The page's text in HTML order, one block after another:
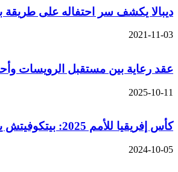
ديبالا يكشف سر احتفاله على طريقة
2021-11-03
عقد رعاية بين مستقبل الرويسات
2025-10-11
كأس إفريقيا للأمم 2025: بيتكوفيتش يكشف عن قائمة ال26 لاعبا تحسبا للمواجهة المزدوجة مع الطوغو
2024-10-05